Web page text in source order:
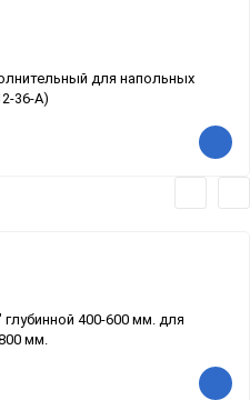
для напольных
36-А)
400-600 мм. для
мм.